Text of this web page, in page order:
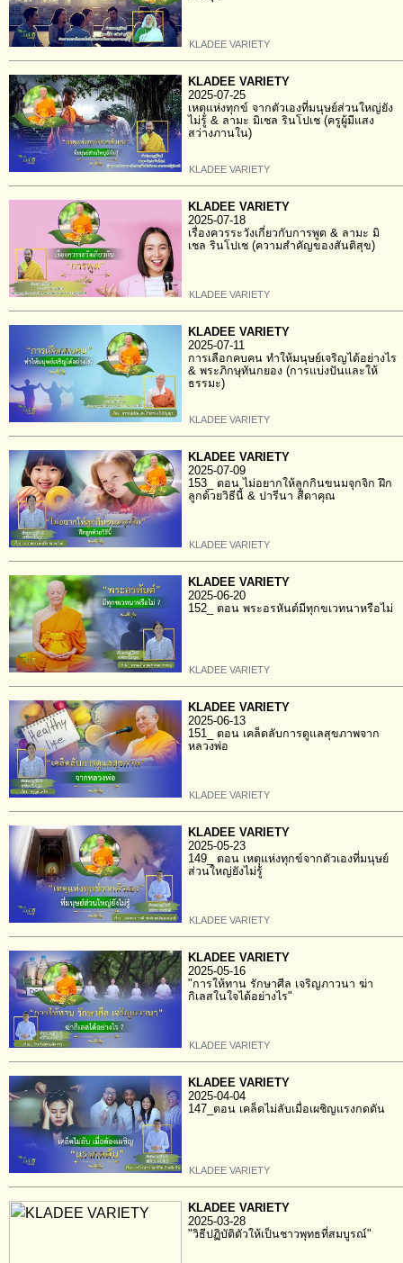
KLADEE VARIETY
KLADEE VARIETY
2025-07-25
เหตุแห่งทุกข์ จากตัวเองที่มนุษย์ส่วนใหญ่ยัง
ไม่รู้ & ลามะ มิเชล รินโปเช (ครูผู้มีแสง
สว่างภานใน)
KLADEE VARIETY
KLADEE VARIETY
2025-07-18
เรื่องควรระวังเกี่ยวกับการพูด & ลามะ มิ
เชล รินโปเช (ความสำคัญของสันติสุข)
KLADEE VARIETY
KLADEE VARIETY
2025-07-11
การเลือกคบคน ทำให้มนุษย์เจริญได้อย่างไร
& พระภิกษุทันกยอง (การแบ่งปันและให้
ธรรมะ)
KLADEE VARIETY
KLADEE VARIETY
2025-07-09
153_ ตอน ไม่อยากให้ลูกกินขนมจุกจิก ฝึก
ลูกด้วยวิธีนี้ & ปารีนา สีดาคุณ
KLADEE VARIETY
KLADEE VARIETY
2025-06-20
152_ ตอน พระอรหันต์มีทุกขเวทนาหรือไม่
KLADEE VARIETY
KLADEE VARIETY
2025-06-13
151_ ตอน เคล็ดลับการดูแลสุขภาพจาก
หลวงพ่อ
KLADEE VARIETY
KLADEE VARIETY
2025-05-23
149_ ตอน เหตุแห่งทุกข์จากตัวเองที่มนุษย์
ส่วนใหญ่ยังไม่รู้
KLADEE VARIETY
KLADEE VARIETY
2025-05-16
"การให้ทาน รักษาศีล เจริญภาวนา ฆ่า
กิเลสในใจได้อย่างไร"
KLADEE VARIETY
KLADEE VARIETY
2025-04-04
147_ตอน เคล็ดไม่ลับเมื่อเผชิญแรงกดดัน
KLADEE VARIETY
KLADEE VARIETY
2025-03-28
"วิธีปฏิบัติตัวให้เป็นชาวพุทธที่สมบูรณ์"